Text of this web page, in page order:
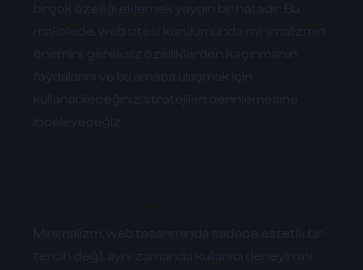
birçok özelliği eklemek yaygın bir hatadır. Bu
makalede, web sitesi kurulumunda minimalizmin
önemini, gereksiz özelliklerden kaçınmanın
faydalarını ve bu amaca ulaşmak için
kullanabileceğiniz stratejileri derinlemesine
inceleyeceğiz.
Minimalizm, web tasarımında sadece estetik bir
tercih değil, aynı zamanda kullanıcı deneyimini